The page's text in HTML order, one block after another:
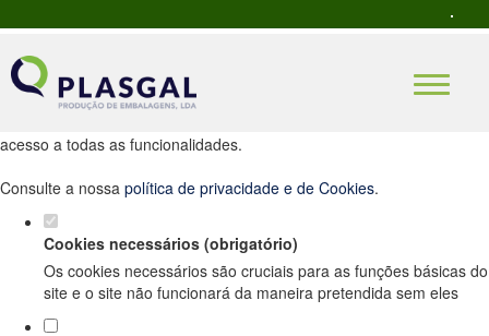
Defina as suas preferências de cookies
para este website.
Este website utiliza cookies estritamente necessários, analíticos e
acesso a todas as funcionalidades.
Consulte a nossa política de privacidade e de Cookies.
Cookies necessários (obrigatório)
Os cookies necessários são cruciais para as funções básicas do
site e o site não funcionará da maneira pretendida sem eles